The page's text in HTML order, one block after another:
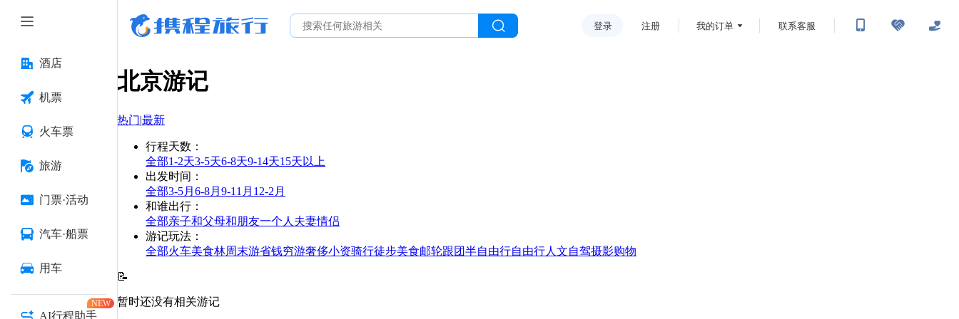
酒店
机票
火车票
旅游
门票·活动
汽车·船票
用车
AI行程助手
NEW
登录 注册 我的订单 联系客服
北京游记
热门|最新
行程天数 ：
全部1-2天3-5天6-8天9-14天15天以上
出发时间 ：
全部3-5月 6-8月 9-11月 12-2月
和谁出行 ：
全部亲子和父母和朋友一个人 夫妻情侣
游记玩法 ：
全部火车美食林周末游省钱穷游奢侈小资骑行徒步美食邮轮跟团半自由行自由行人文自驾摄影购物
📝
暂时还没有相关游记